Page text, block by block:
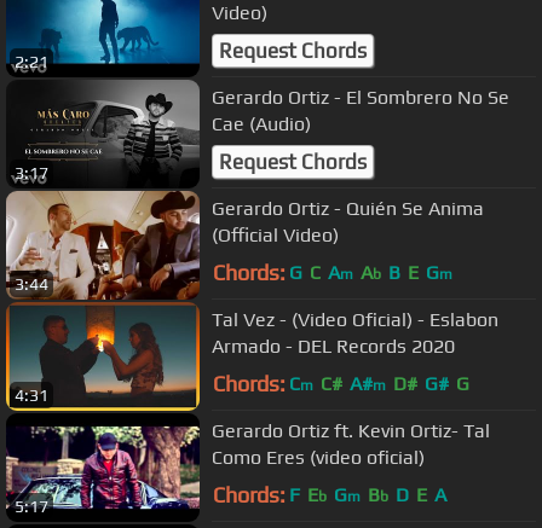
2:21
Video)
Request Chords
3:17
Gerardo Ortiz - El Sombrero No Se
Cae (Audio)
Request Chords
3:44
Gerardo Ortiz - Quién Se Anima
(Official Video)
Chords: G C Am Ab B E Gm
4:31
Tal Vez - (Video Oficial) - Eslabon
Armado - DEL Records 2020
Chords: Cm C# A#m D# G# G
5:17
Gerardo Ortiz ft. Kevin Ortiz- Tal
Como Eres (video oficial)
Chords: F Eb Gm Bb D E A